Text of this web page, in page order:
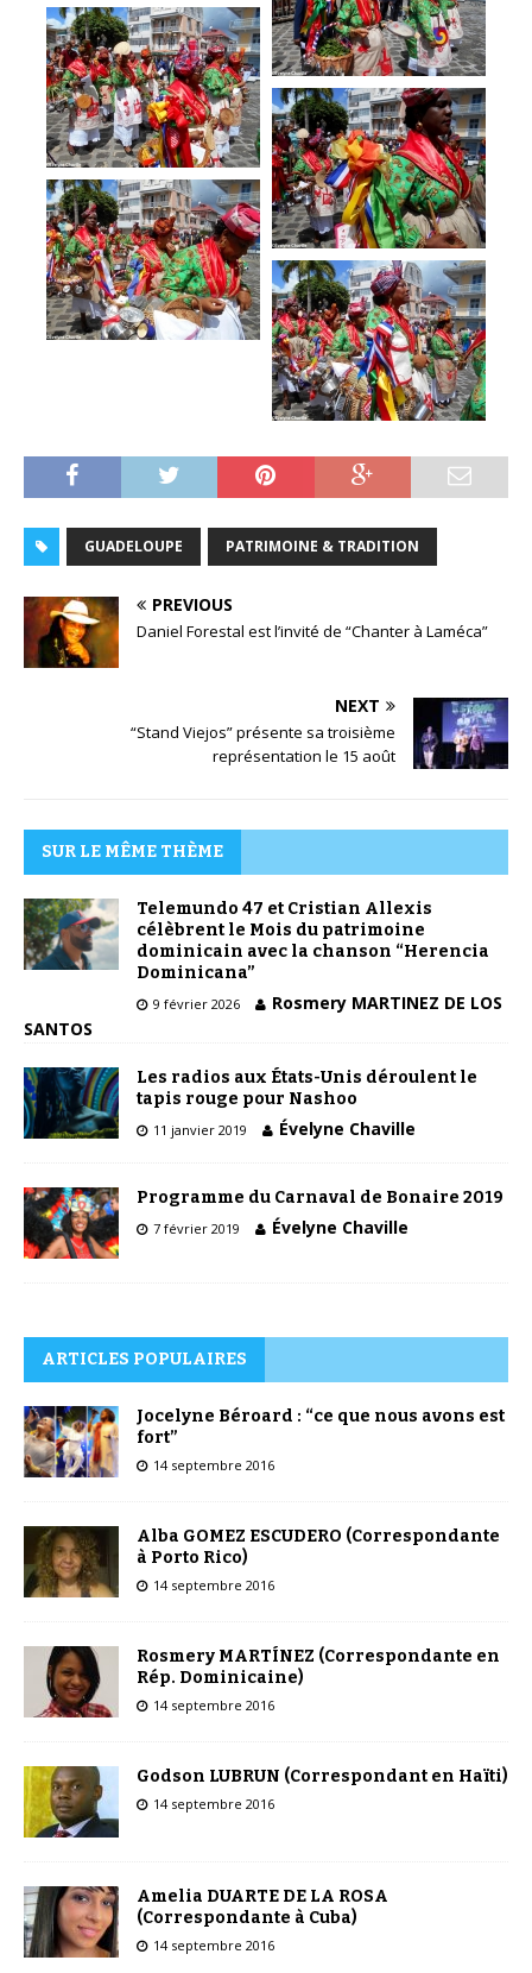
GUADELOUPE PATRIMOINE & TRADITION
PREVIOUS
Daniel Forestal est l’invité de “Chanter à Laméca”
NEXT
“Stand Viejos” présente sa troisième
représentation le 15 août
SUR LE MÊME THÈME
Telemundo 47 et Cristian Allexis
célèbrent le Mois du patrimoine
dominicain avec la chanson “Herencia
Dominicana”
9 février 2026
Rosmery MARTINEZ DE LOS
SANTOS
Les radios aux États-Unis déroulent le
tapis rouge pour Nashoo
11 janvier 2019 Évelyne Chaville
Programme du Carnaval de Bonaire 2019
7 février 2019 Évelyne Chaville
ARTICLES POPULAIRES
Jocelyne Béroard : “ce que nous avons est
fort”
14 septembre 2016
Alba GOMEZ ESCUDERO (Correspondante
à Porto Rico)
14 septembre 2016
Rosmery MARTÍNEZ (Correspondante en
Rép. Dominicaine)
14 septembre 2016
Godson LUBRUN (Correspondant en Haïti)
14 septembre 2016
Amelia DUARTE DE LA ROSA
(Correspondante à Cuba)
14 septembre 2016